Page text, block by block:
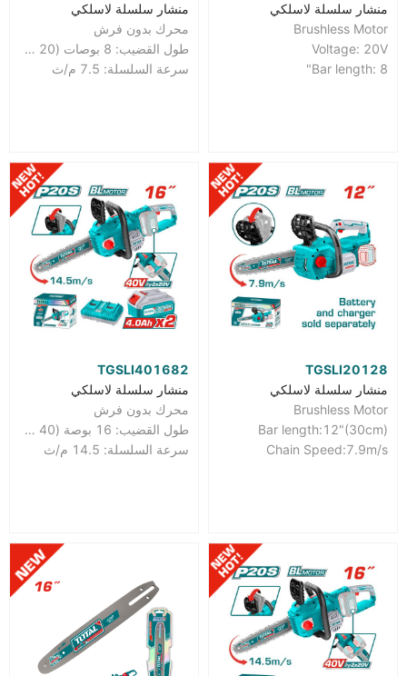
منشار سلسلة لاسلكي
Brushless Motor
Voltage: 20V
Bar length: 8"
منشار سلسلة لاسلكي
محرك بدون فرش
طول القضيب: 8 بوصات (20 سم)
سرعة السلسلة: 7.5 م/ث
TGSLI20128
منشار سلسلة لاسلكي
Brushless Motor
Bar length:12"(30cm)
Chain Speed:7.9m/s
TGSLI401682
منشار سلسلة لاسلكي
محرك بدون فرش
طول القضيب: 16 بوصة (40 سم)
سرعة السلسلة: 14.5 م/ث